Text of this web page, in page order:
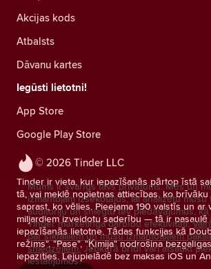
© 2026 Tinder LLC
Tinder ir vieta, kur iepazīšanās pārtop īstā
tā, vai meklē nopietnas attiecības, ko
saprast, ko vēlies. Pieejama 190 valstīs un ar
miljardiem izveidotu saderību — tā ir
iepazīšanās lietotne. Tādas funkcijas kā
režīms", "Pase", "Ķīmija" nodrošina
iepazīties. Lejupielādē bez maksas iOS un
Akcijas kods
Atbalsts
Dāvanu kartes
Iegūsti lietotni!
App Store
Google Play Store
Mums ir svarīgs tavs privātums. Mēs un
izmantojam izsekotājus, lai analizētu
auditoriju un sniegtu tev piedāvājumus,
Tinder mārketinga darbību efektivitāti.
par sīkfailiem un mūsu izmantotajiem
sniedzējiem. Jebkurā brīdī vari atsaukt
iestatījumos.